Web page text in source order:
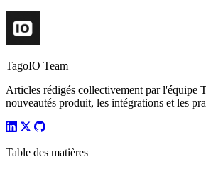
TagoIO Team
Articles rédigés collectivement par l'équipe
nouveautés produit, les intégrations et les
Table des matières